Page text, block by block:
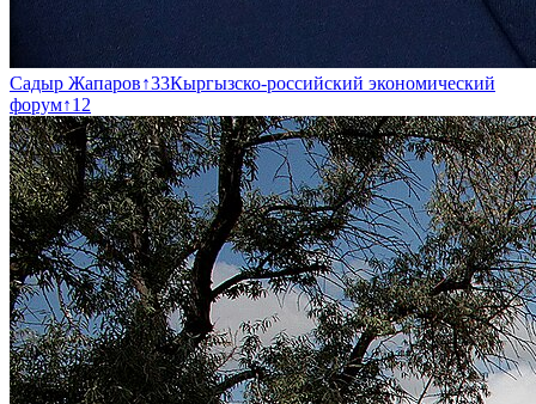
Садыр Жапаров↑33Кыргызско-российский экономический
форум↑12